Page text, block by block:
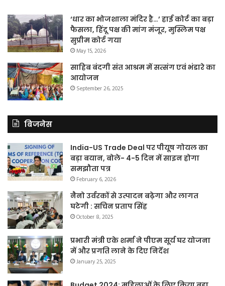
‘धार का भोजशाला मंदिर है…’ हाई कोर्ट का बड़ा
फैसला, हिंदू पक्ष की मांग मंजूर, मुस्लिम पक्ष
सुप्रीम कोर्ट गया
May 15, 2026
साहिब बंदगी संत आश्रम में सत्संग एवं भंडारे का
आयोजन
September 26, 2025
बिजनेस
India-US Trade Deal पर पीयूष गोयल का
बड़ा बयान, बोले- 4-5 दिन में साइन होगा
समझौता पत्र
February 6, 2026
नैनो उर्वरकों से उत्पादन बढ़ेगा और लागत
घटेगी : सचिन प्रताप सिंह
October 8, 2025
प्रभारी मंत्री एके शर्मा ने पीएम सूर्य घर योजना
में और प्रगति लाने के दिए निर्देश
January 25, 2025